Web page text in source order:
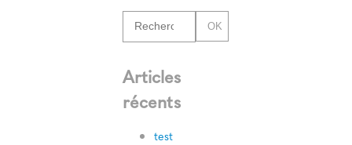
OK
Articles
récents
test